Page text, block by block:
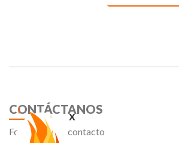
x
CONTÁCTANOS
Formulario de contacto